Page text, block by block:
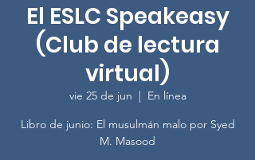
El ESLC Speakeasy
(Club de lectura
virtual)
vie 25 de jun
  |
En línea
Libro de junio: El musulmán malo por Syed
M. Masood